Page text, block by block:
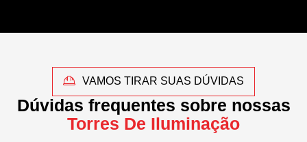
VAMOS TIRAR SUAS DÚVIDAS
Dúvidas frequentes sobre nossas
Torres De Iluminação